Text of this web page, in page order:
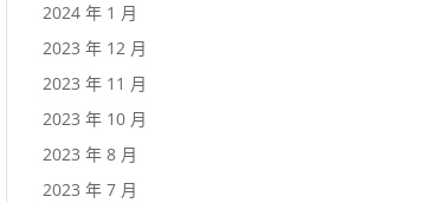
2024 年 1 月
2023 年 12 月
2023 年 11 月
2023 年 10 月
2023 年 8 月
2023 年 7 月